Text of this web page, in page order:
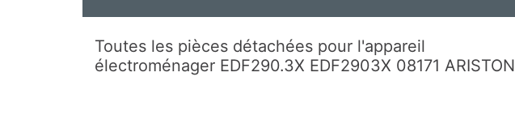
Toutes les pièces détachées pour l'appareil
électroménager EDF290.3X EDF2903X 08171 ARISTON